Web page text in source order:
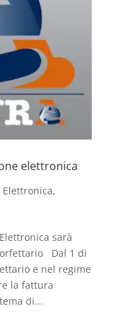
elettronica
Elettronica,
sarà
Dal 1 di
e nel regime
la fattura
di...